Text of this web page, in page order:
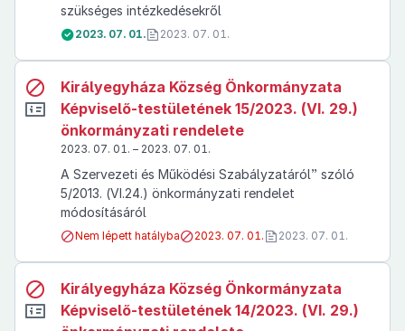
szükséges intézkedésekről
2023. 07. 01. 2023. 07. 01.
Királyegyháza Község Önkormányzata
Képviselő-testületének 15/2023. (VI. 29.)
önkormányzati rendelete
2023. 07. 01. – 2023. 07. 01.
A Szervezeti és Működési Szabályzatáról” szóló
5/2013. (VI.24.) önkormányzati rendelet
módosításáról
Nem lépett hatályba 2023. 07. 01. 2023. 07. 01.
Királyegyháza Község Önkormányzata
Képviselő-testületének 14/2023. (VI. 29.)